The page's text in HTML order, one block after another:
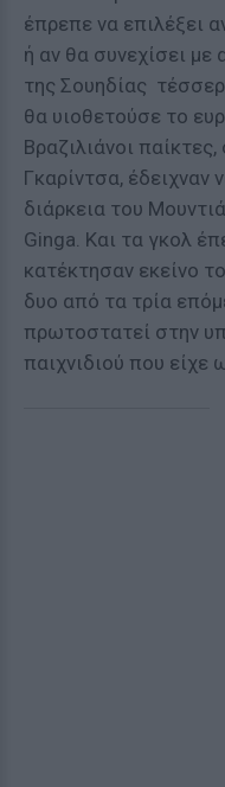
έπρεπε να επιλέξει
ή αν θα συνεχίσει
της Σουηδίας
θα υιοθετούσε το
Βραζιλιάνοι
Γκαρίντσα, έδειχναν
διάρκεια του
Ginga. Και τα γκολ
κατέκτησαν εκείνο
δυο από τα τρία
πρωτοστατεί στην
παιχνιδιού που είχε